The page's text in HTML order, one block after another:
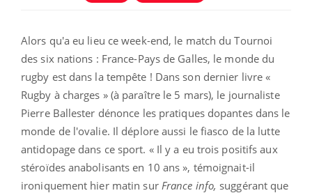
Alors qu'a eu lieu ce week-end, le match du Tournoi
des six nations : France-Pays de Galles, le monde du
rugby est dans la tempête ! Dans son dernier livre «
Rugby à charges » (à paraître le 5 mars), le journaliste
Pierre Ballester dénonce les pratiques dopantes dans le
monde de l'ovalie. Il déplore aussi le fiasco de la lutte
antidopage dans ce sport. « Il y a eu trois positifs aux
stéroïdes anabolisants en 10 ans », témoignait-il
ironiquement hier matin sur France info, suggérant que